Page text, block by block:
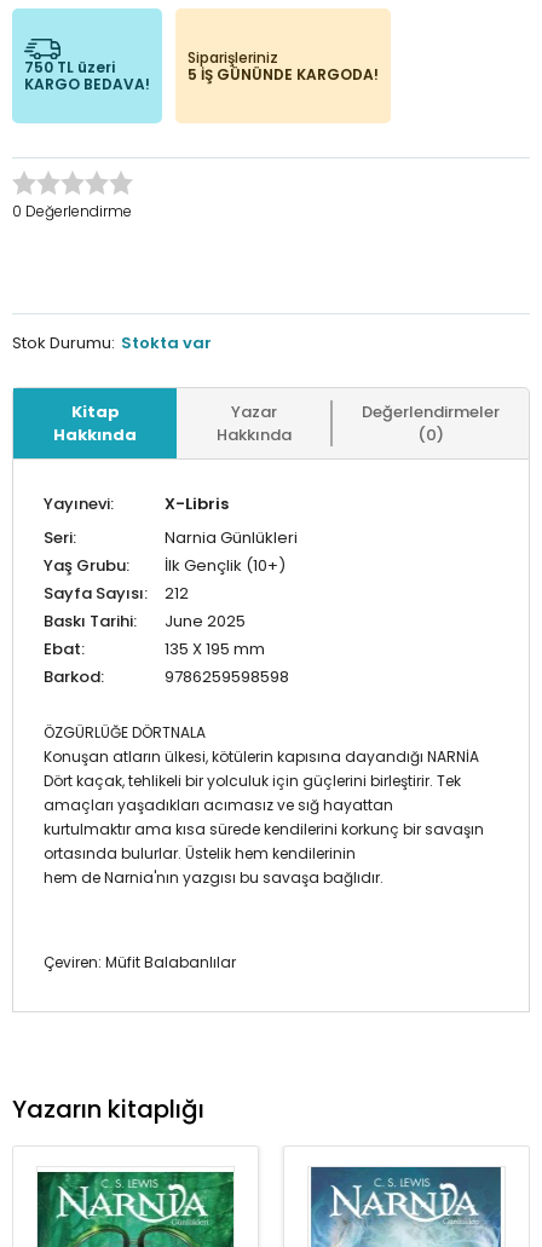
750 TL üzeri
KARGO BEDAVA!
Siparişleriniz
5 İŞ GÜNÜNDE KARGODA!
0 Değerlendirme
Stok Durumu: Stokta var
Kitap
Hakkında
Yazar
Hakkında
Değerlendirmeler
(0)
Yayınevi:
X-Libris
Seri:
Narnia Günlükleri
Yaş Grubu:
İlk Gençlik (10+)
Sayfa Sayısı:
212
Baskı Tarihi:
June 2025
Ebat:
135 X 195 mm
Barkod:
9786259598598
ÖZGÜRLÜĞE DÖRTNALA
Konuşan atların ülkesi, kötülerin kapısına dayandığı NARNİA
Dört kaçak, tehlikeli bir yolculuk için güçlerini birleştirir. Tek
amaçları yaşadıkları acımasız ve sığ hayattan
kurtulmaktır ama kısa sürede kendilerini korkunç bir savaşın
ortasında bulurlar. Üstelik hem kendilerinin
hem de Narnia'nın yazgısı bu savaşa bağlıdır.
Çeviren: Müfit Balabanlılar
Yazarın kitaplığı